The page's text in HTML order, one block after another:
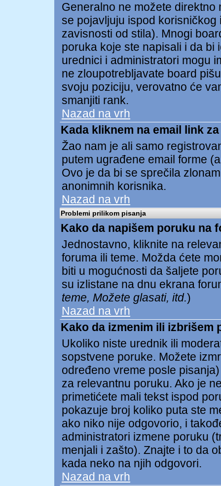
Generalno ne možete
se pojavljuju ispod
zavisnosti od stila). Mnogi
poruka koje ste napisali i da bi
urednici i administratori mogu
ne zloupotrebljavate board
svoju poziciju, verovatno će
smanjiti rank.
Nazad na vrh
Kada kliknem na email link
Žao nam je ali samo
putem ugrađene email forme
Ovo je da bi se sprečila
anonimnih korisnika.
Nazad na vrh
Problemi prilikom pisanja
Kako da napišem poruku na
Jednostavno, kliknite na
foruma ili teme. Možda ćete
biti u mogućnosti da šaljete
su izlistane na dnu ekrana
teme, Možete glasati, itd.)
Nazad na vrh
Kako da izmenim ili izbrišem
Ukoliko niste urednik ili
sopstvene poruke. Možete
određeno vreme posle
za relevantnu poruku. Ako je
primetićete mali tekst ispod
pokazuje broj koliko puta ste
ako niko nije odgovorio, i
administratori izmene poruku
menjali i zašto). Znajte i to da
kada neko na njih odgovori.
Nazad na vrh